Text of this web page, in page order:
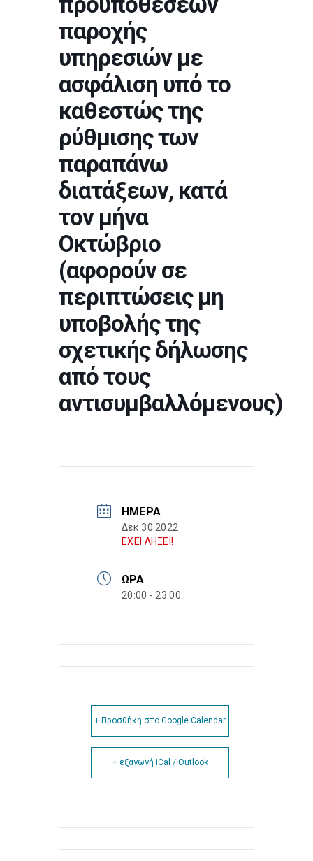
παροχής
υπηρεσιών με
ασφάλιση υπό το
καθεστώς της
ρύθμισης των
παραπάνω
διατάξεων, κατά
τον μήνα
Οκτώβριο
(αφορούν σε
περιπτώσεις μη
υποβολής της
σχετικής δήλωσης
από τους
αντισυμβαλλόμενους)
ΗΜΈΡΑ
Δεκ 30 2022
ΕΧΕΙ ΛΗΞΕΙ!
ΏΡΑ
20:00 - 23:00
+ Προσθήκη στο Google Calendar
+ εξαγωγή iCal / Outlook